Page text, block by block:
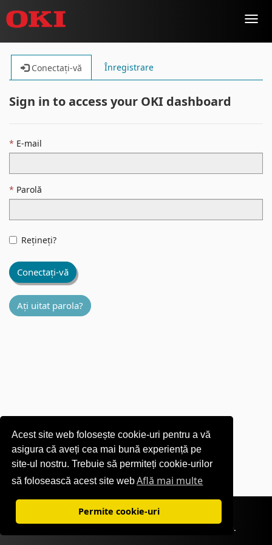
Acest site web folosește cookie-uri pentru a vă
asigura că aveți cea mai bună experiență pe
site-ul nostru. Trebuie să permiteți cookie-urilor
să folosească acest site webAflă mai multe
Permite cookie-uri
Conectați-vă Înregistrare
Sign in to access your OKI dashboard
E-mail
Parolă
Rețineți?
Conectați-vă
Ați uitat parola?
Conditii de utilizare|Politica de confidențialitate
©1995-2026 OKI Europe Ltd. Toate drepturile rezervate.